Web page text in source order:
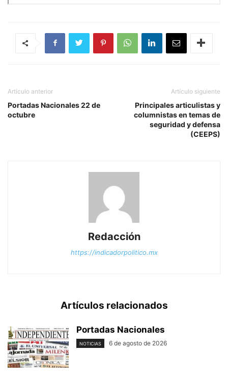
Artículo anterior
Portadas Nacionales 22 de
octubre
Artículo siguiente
Principales articulistas y
columnistas en temas de
seguridad y defensa
(CEEPS)
Redacción
https://indicadorpolitico.mx
Artículos relacionados
Portadas Nacionales
NOTICIAS 6 de agosto de 2026